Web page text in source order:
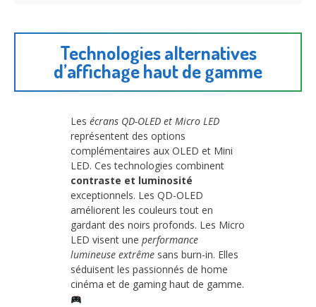
Technologies alternatives
d’affichage haut de gamme
Les écrans QD-OLED et Micro LED
représentent des options
complémentaires aux OLED et Mini
LED. Ces technologies combinent
contraste et luminosité
exceptionnels. Les QD-OLED
améliorent les couleurs tout en
gardant des noirs profonds. Les Micro
LED visent une performance
lumineuse extrême sans burn-in. Elles
séduisent les passionnés de home
cinéma et de gaming haut de gamme.